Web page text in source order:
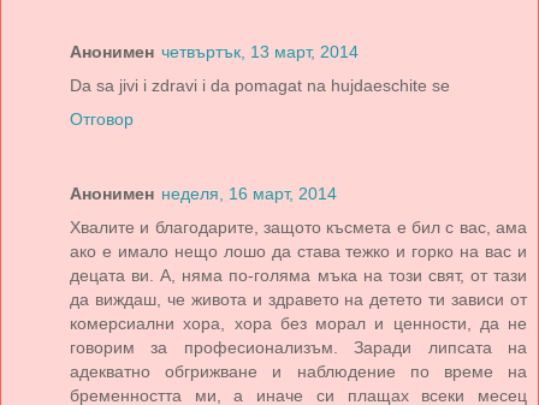
Анонимен четвъртък, 13 март, 2014
Da sa jivi i zdravi i da pomagat na hujdaeschite se
Отговор
Анонимен неделя, 16 март, 2014
Хвалите и благодарите, защото късмета е бил с вас, ама
ако е имало нещо лошо да става тежко и горко на вас и
децата ви. А, няма по-голяма мъка на този свят, от тази
да виждаш, че живота и здравето на детето ти зависи от
комерсиални хора, хора без морал и ценности, да не
говорим за професионализъм. Заради липсата на
адекватно обгрижване и наблюдение по време на
бременността ми, а иначе си плащах всеки месец